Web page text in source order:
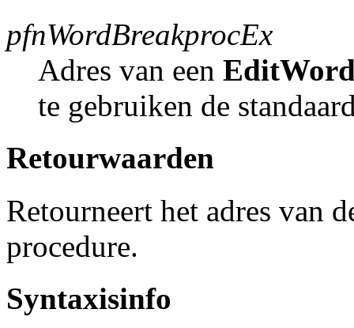
pfnWordBreakprocEx
Adres van een
te gebruiken de
Retourwaarden
Retourneert het adres van
procedure.
Syntaxisinfo